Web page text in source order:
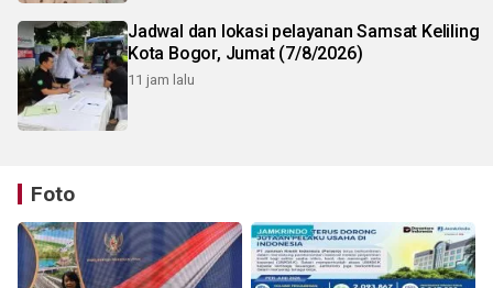
Jadwal dan lokasi pelayanan Samsat Keliling
Kota Bogor, Jumat (7/8/2026)
11 jam lalu
Foto